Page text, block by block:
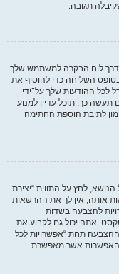
תגובה.
דרך לוח הבקרה למשתמש שלך.
השליחה כדי להוסיף את
לכל ההודעות שלך על־ידי
כך, תוכל עדיין למנוע
לתיבת הוספת החתימה
לחץ על התווית “יצירת
אותה, אין לך את ההרשאות
להצבעה בשדות
אתה יכול גם לקבוע את
תחת “אפשרויות לכל
לצמיתות) ולבסוף האפשרות אשר מאפשרת